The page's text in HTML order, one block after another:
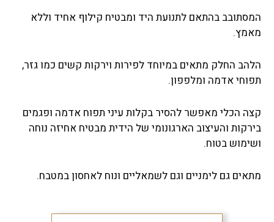
המסתובב בהתאם לתנועת היד ומבטיח קילוף אחיד וללא
מאמץ.
הלהב החלק מתאים במיוחד לפירות וירקות קשים כמו גזר,
תפוחי אדמה ומלפפון.
קצה הכלי מאפשר להסיר בקלות עיני תפוח אדמה ופגמים
בירקות והעיצוב הארגונומי של הידית מבטיח אחיזה נוחה
ושימוש בטוח.
מתאים גם לימניים וגם לשמאליים ונוח לאחסון במטבח.